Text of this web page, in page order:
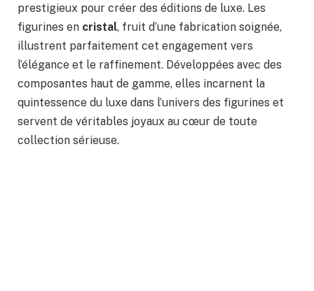
prestigieux pour créer des éditions de luxe. Les
figurines en cristal, fruit d’une fabrication soignée,
illustrent parfaitement cet engagement vers
l’élégance et le raffinement. Développées avec des
composantes haut de gamme, elles incarnent la
quintessence du luxe dans l’univers des figurines et
servent de véritables joyaux au cœur de toute
collection sérieuse.